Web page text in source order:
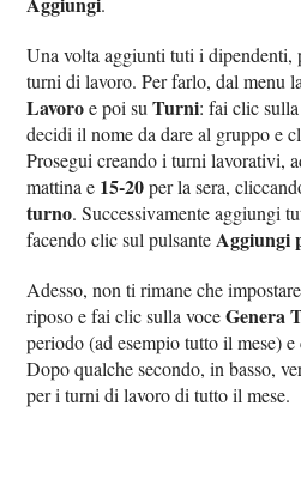
Una volta aggiunti tuti i dipendenti,
turni di lavoro. Per farlo, dal menu
Lavoroe poi suTurni: fai clic
decidi il nome da dare al gruppo e
Prosegui creando i turni lavorativi,
mattina e 15-20per la sera,
turno. Successivamente aggiungi
facendo clic sul pulsante Aggiungi
Adesso, non ti rimane che
riposo e fai clic sulla voceGenera
periodo (ad esempio tutto il mese)
Dopo qualche secondo, in basso,
per i turni di lavoro di tutto il mese.